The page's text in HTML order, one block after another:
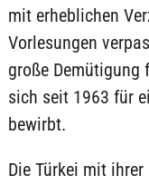
mit erheblichen
Vorlesungen
große Demütigung
sich seit 1963 für
bewirbt.
Die Türkei mit